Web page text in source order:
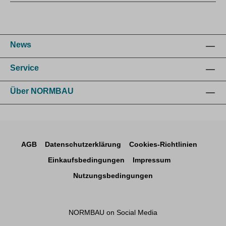
News
Service
Über NORMBAU
AGB Datenschutzerklärung
Cookies-Richtlinien
Einkaufsbedingungen
Impressum
Nutzungsbedingungen
NORMBAU on Social Media